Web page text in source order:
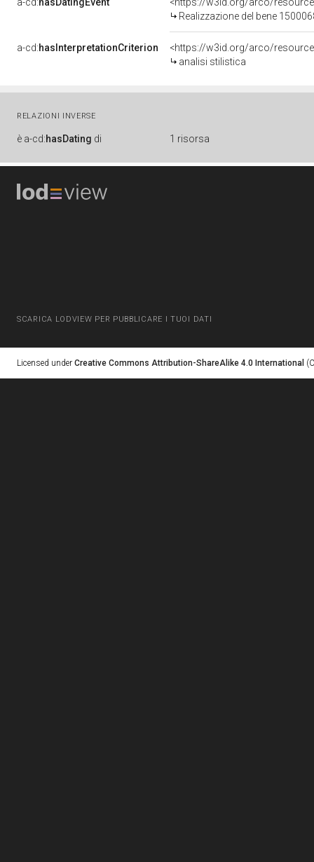
Realizzazione del bene
a-cd:hasInterpretationCriterion
<https://w3id.org/arco/
analisi stilistica
RELAZIONI INVERSE
è a-cd:hasDating di 1 risorsa
SCARICA LODVIEW PER PUBBLICARE I TUOI DATI
Licensed under Creative Commons Attribution-ShareAlike 4.0 International